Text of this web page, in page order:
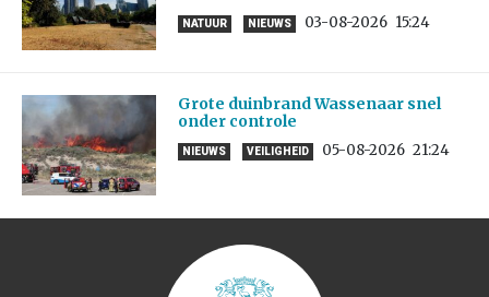
NATUUR NIEUWS 03-08-2026 15:24
Grote duinbrand Wassenaar snel
onder controle
NIEUWS VEILIGHEID 05-08-2026 21:24